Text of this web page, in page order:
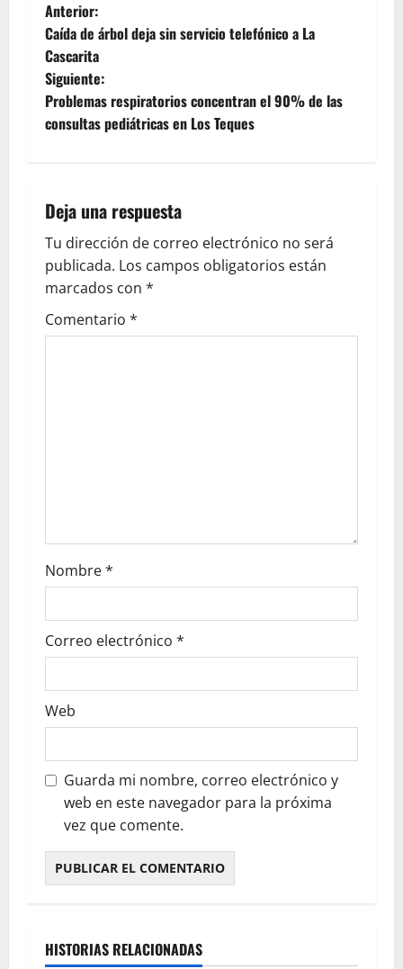
Anterior:
Caída de árbol deja sin servicio telefónico a La
Cascarita
Siguiente:
Problemas respiratorios concentran el 90% de las
consultas pediátricas en Los Teques
Deja una respuesta
Tu dirección de correo electrónico no será
publicada. Los campos obligatorios están
marcados con *
Comentario *
Nombre*
Correo electrónico *
Web
Guarda mi nombre, correo electrónico y
web en este navegador para la próxima
vez que comente.
HISTORIAS RELACIONADAS